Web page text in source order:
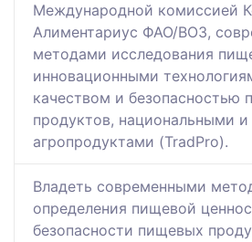
Международной комиссией
Алиментариус ФАО/ВОЗ,
методами исследования
инновационными
качеством и безопасностью
продуктов, национальными
агропродуктами (TradPro).
Владеть современными
определения пищевой
безопасности пищевых